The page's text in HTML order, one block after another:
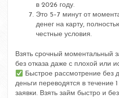
в 2026 году.
Это 5–7 минут от
денег на карту,
честные условия.
Взять срочный моментальный
без отказа даже с плохой или
Быстрое рассмотрение без
деньги переводятся в течение
заявки. Взять займ быстро и